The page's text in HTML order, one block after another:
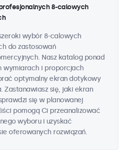
8-calowych
wybór 8-calowych
do zastosowań
Nasz katalog ponad
wymiarach i proporcjach
optymalny ekran dotykowy
Zastanawiasz się, jaki ekran
się w planowanej
pomogą Ci przeanalizować
wyboru i uzyskać
oferowanych rozwiązań.